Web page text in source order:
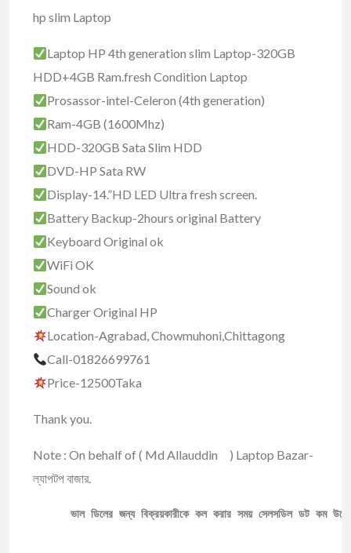
hp slim Laptop
Laptop HP 4th generation slim Laptop-320GB
HDD+4GB Ram.fresh Condition Laptop
Prosassor-intel-Celeron (4th generation)
Ram-4GB (1600Mhz)
HDD-320GB Sata Slim HDD
DVD-HP Sata RW
Display-14.”HD LED Ultra fresh screen.
Battery Backup-2hours original Battery
Keyboard Original ok
WiFi OK
Sound ok
Charger Original HP
Location-Agrabad, Chowmuhoni,Chittagong
Call-01826699761
Price-12500Taka
Thank you.
Note : On behalf of ( Md Allauddin ) Laptop Bazar-
ল্যাপটপ বাজার.
ভাল ডিলের জন্য বিক্রয়কারীকে কল করার সময় সেলসডিল ডট কম